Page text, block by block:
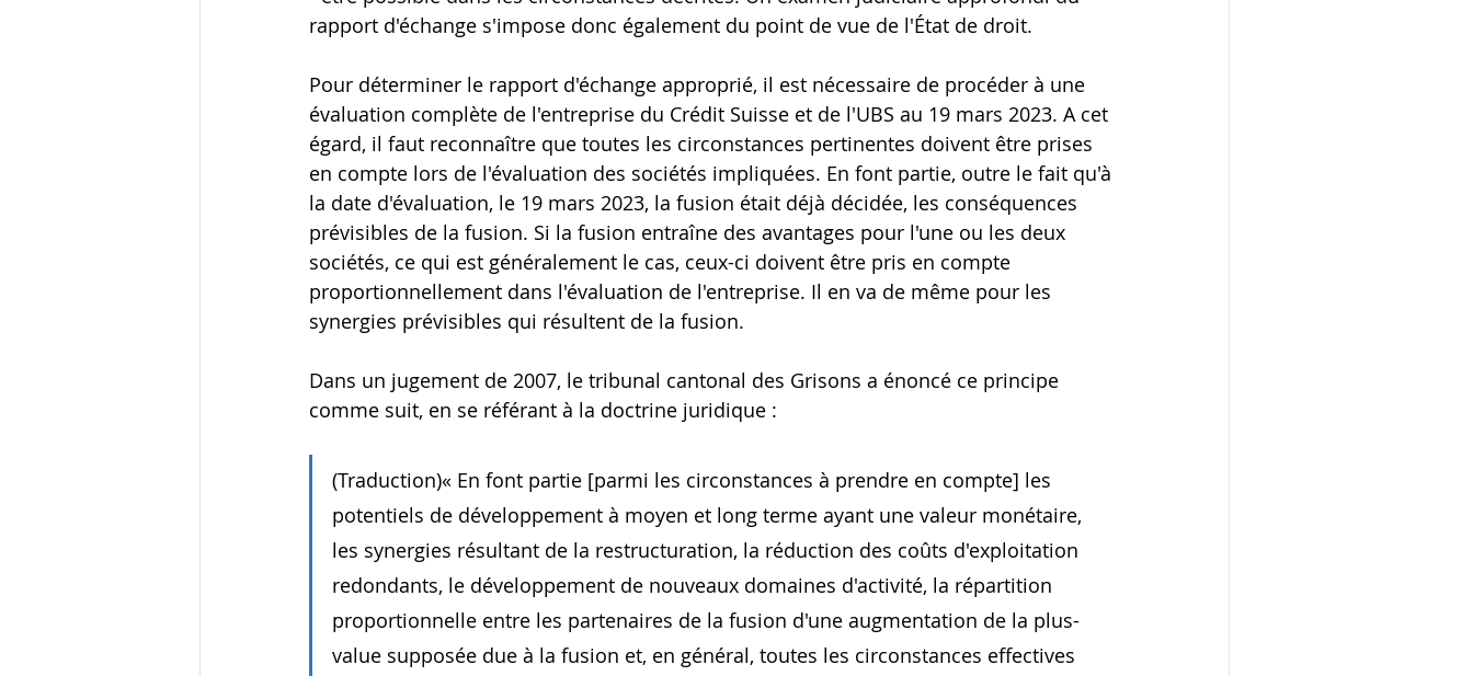
rapport d'échange s'impose donc également du point de vue de l'État de droit.
Pour déterminer le rapport d'échange approprié, il est nécessaire de procéder à une
évaluation complète de l'entreprise du Crédit Suisse et de l'UBS au 19 mars 2023. A cet
égard, il faut reconnaître que toutes les circonstances pertinentes doivent être prises
en compte lors de l'évaluation des sociétés impliquées. En font partie, outre le fait qu'à
la date d'évaluation, le 19 mars 2023, la fusion était déjà décidée, les conséquences
prévisibles de la fusion. Si la fusion entraîne des avantages pour l'une ou les deux
sociétés, ce qui est généralement le cas, ceux-ci doivent être pris en compte
proportionnellement dans l'évaluation de l'entreprise. Il en va de même pour les
synergies prévisibles qui résultent de la fusion.
Dans un jugement de 2007, le tribunal cantonal des Grisons a énoncé ce principe
comme suit, en se référant à la doctrine juridique :
(Traduction)« En font partie [parmi les circonstances à prendre en compte] les
potentiels de développement à moyen et long terme ayant une valeur monétaire,
les synergies résultant de la restructuration, la réduction des coûts d'exploitation
redondants, le développement de nouveaux domaines d'activité, la répartition
proportionnelle entre les partenaires de la fusion d'une augmentation de la plus-
value supposée due à la fusion et, en général, toutes les circonstances effectives